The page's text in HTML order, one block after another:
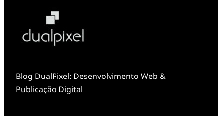
Blog DualPixel: Desenvolvimento Web &
Publicação Digital